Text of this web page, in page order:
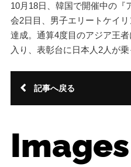
10月18日、韓国で開催中の『
会2日目、男子エリートケイ
達成。通算4度目のアジア王
入り、表彰台に日本人2人が
記事へ戻る
Images